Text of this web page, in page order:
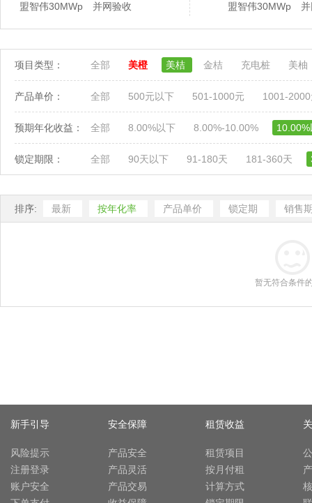
盟智伟30MWp 并网验收
盟智伟30MWp 并
项目类型： 全部 美橙 美桔 金桔 充电桩 美柚
产品单价： 全部 500元以下 501-1000元 1001-
预期年化收益： 全部 8.00%以下 8.00%-10.00%
锁定期限： 全部 90天以下 91-180天 181-360天
排序: 最新 按年化率 产品单价 锁定期 销售
暂无符合条件
新手引导
风险提示
注册登录
账户安全
安全保障
产品安全
产品灵活
产品交易
租赁收益
租赁项目
按月付租
计算方式